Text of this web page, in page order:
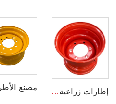
إطارات زراعية 13*15.5 إطارات فولاذية 13x15.5 للإطارات الزراعية 400/60-15.5